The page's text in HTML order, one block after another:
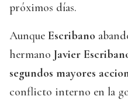
próximos días.
Aunque Escribano
hermano Javier
segundos mayores
conflicto interno en la